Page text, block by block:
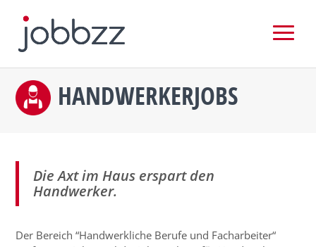
HANDWERKERJOBS
Die Axt im Haus erspart den
Handwerker.
Der Bereich “Handwerkliche Berufe und Facharbeiter“